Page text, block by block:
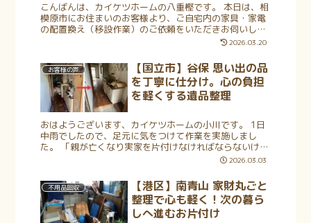
こんばんは、カイケツホームの八重樫です。 本日は、相
模原市にお住まいのお客様より、ご自宅内の家具・家電
の配置換え（移設作業）のご依頼をいただきお伺いしま
した。 現場について 今回は、相模原市の戸建て住宅に
2026.03.20
お客様の声
【国立市】谷保 思い出の品
を丁寧に仕分け。心の負担
を軽くする遺品整理
おはようございます、カイケツホームの小川です。 1日
中雨でしたので、足元に気をつけて作業を実施しまし
た。 「親が亡くなり実家を片付けなければならないけれ
ど、どこから手をつければいいのか…」 「思い出の品を
2026.03.03
不用品回収
【港区】南青山 家財丸ごと
整理で心も軽く！次の暮ら
しへ進むお片付け